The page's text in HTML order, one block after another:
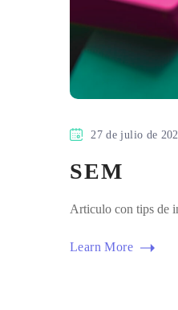
27 de julio de
SEM
Articulo con tips de
Learn More